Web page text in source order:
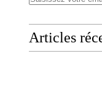
Articles